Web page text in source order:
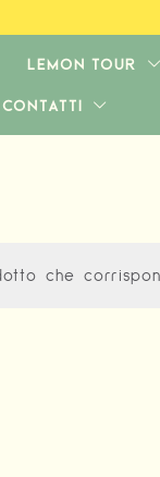
LEMON TOUR
CONTATTI
che